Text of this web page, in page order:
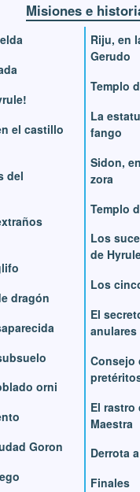
Misiones e
el castillo
del
dragón
orni
Goron
Riju, en la
Gerudo
Templo
La
fango
Sidon,
zora
Templo
Los
de
Los
El
anulares
Consejo
El rastro
Maestra
Derrota
Finales